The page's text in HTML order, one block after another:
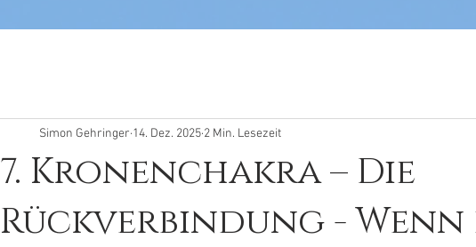
7. Kronenchakra – Die
Rückverbindung - Wenn
Simon Gehringer 14. Dez. 2025 2 Min. Lesezeit